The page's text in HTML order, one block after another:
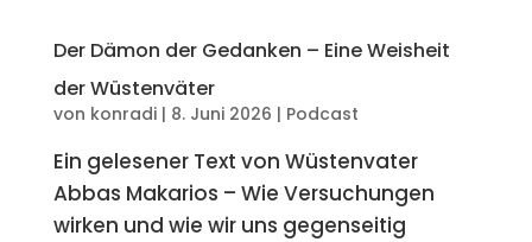
Der Dämon der Gedanken – Eine Weisheit
der Wüstenväter
von konradi| 8. Juni 2026 | Podcast
Ein gelesener Text von Wüstenvater
Abbas Makarios – Wie Versuchungen
wirken und wie wir uns gegenseitig